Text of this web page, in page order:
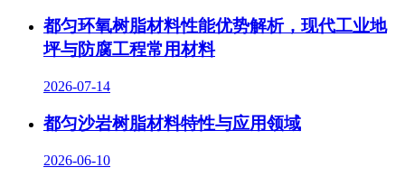
都匀环氧树脂材料性能优势解析，现代工业地
坪与防腐工程常用材料
2026-07-14
都匀沙岩树脂材料特性与应用领域
2026-06-10